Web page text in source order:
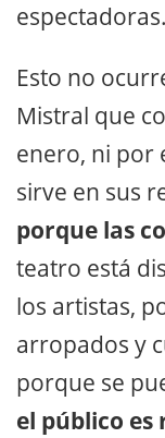
espectadoras.
Esto no
Mistral que
enero, ni por
sirve en sus
porque las
teatro está
los artistas,
arropados y
porque se
el público es